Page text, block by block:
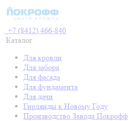
+7 (8412) 466-840
Каталог
Для кровли
Для забора
Для фасада
Для фундамента
Для дачи
Гирлянды к Новому Году
Производство Завода Покрофф